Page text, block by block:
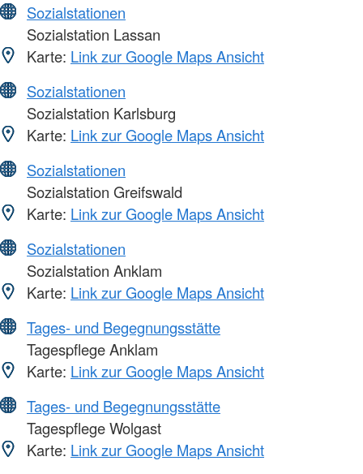
Sozialstationen
Sozialstation Lassan
Karte: Link zur Google Maps Ansicht
Sozialstationen
Sozialstation Karlsburg
Karte: Link zur Google Maps Ansicht
Sozialstationen
Sozialstation Greifswald
Karte: Link zur Google Maps Ansicht
Sozialstationen
Sozialstation Anklam
Karte: Link zur Google Maps Ansicht
Tages- und Begegnungsstätte
Tagespflege Anklam
Karte: Link zur Google Maps Ansicht
Tages- und Begegnungsstätte
Tagespflege Wolgast
Karte: Link zur Google Maps Ansicht